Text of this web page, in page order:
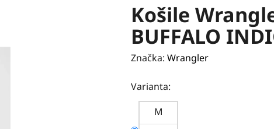
Košile
BUFFALO
Značka: Wrangler
Varianta:
M